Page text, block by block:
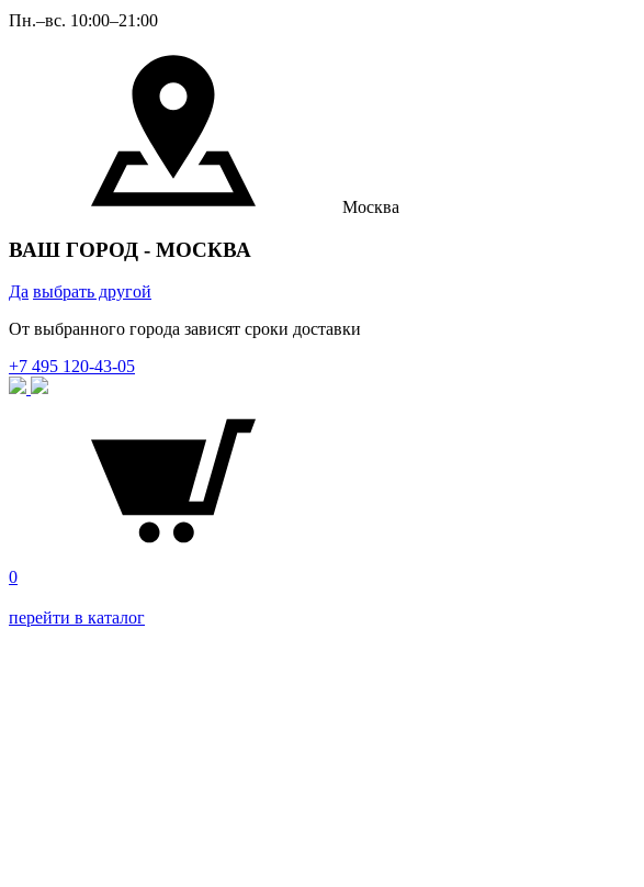
Пн.–вс. 10:00–21:00
Москва
ВАШ ГОРОД - МОСКВА
Да выбрать другой
От выбранного города зависят сроки доставки
+7 495 120‐43‐05
0
перейти в каталог